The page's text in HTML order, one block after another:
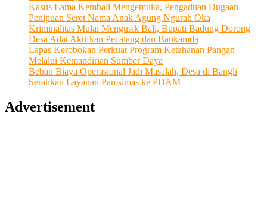
yang
Kian
Berubah
Kasus Lama Kembali Mengemuka, Pengaduan Dugaan
Penipuan Seret Nama Anak Agung Ngurah Oka
Kriminalitas Mulai Mengusik Bali, Bupati Badung Dorong
Desa Adat Aktifkan Pecalang dan Bankamda
Lapas Kerobokan Perkuat Program Ketahanan Pangan
Melalui Kemandirian Sumber Daya
Beban Biaya Operasional Jadi Masalah, Desa di Bangli
Serahkan Layanan Pamsimas ke PDAM
Advertisement